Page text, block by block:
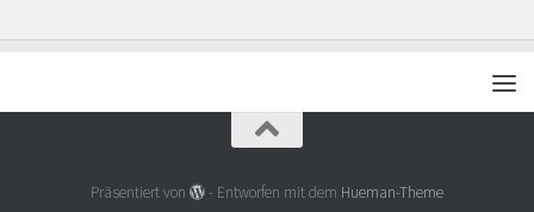
Präsentiert von - Entworfen mit dem Hueman-Theme